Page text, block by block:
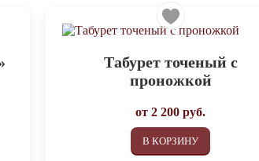
Табурет точеный с
проножкой
от2 200 руб.
В КОРЗИНУ